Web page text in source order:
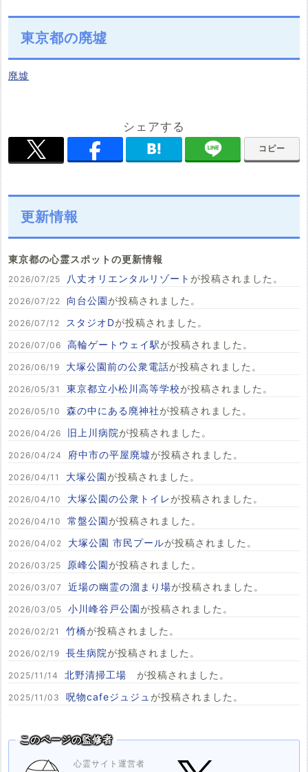
東京都の廃墟
廃墟
シェアする
コピー
更新情報
東京都の心霊スポットの更新情報
2026/07/25 八丈オリエンタルリゾート が投稿されました。
2026/07/22 向台公園が投稿されました。
2026/07/12 スタジオDが投稿されました。
2026/07/06 高輪ゲートウェイ駅が投稿されました。
2026/06/19 大塚公園前の公衆電話が投稿されました。
2026/05/31 東京都立小松川高等学校が投稿されました。
2026/05/10 森の中にある廃神社が投稿されました。
2026/04/26 旧上川病院が投稿されました。
2026/04/24 府中市の平屋廃墟が投稿されました。
2026/04/11 大塚公園が投稿されました。
2026/04/10 大塚公園の公衆トイレが投稿されました。
2026/04/10 常盤公園が投稿されました。
2026/04/02 大塚公園 市民プールが投稿されました。
2026/03/25 原峰公園が投稿されました。
2026/03/07 近場の幽霊の溜まり場が投稿されました。
2026/03/05 小川峰谷戸公園が投稿されました。
2026/02/21 竹橋が投稿されました。
2026/02/19 長生病院が投稿されました。
2025/11/14 北野清掃工場 が投稿されました。
2025/11/03 呪物cafeジュジュ が投稿されました。
このページの監修者
心霊サイト運営者